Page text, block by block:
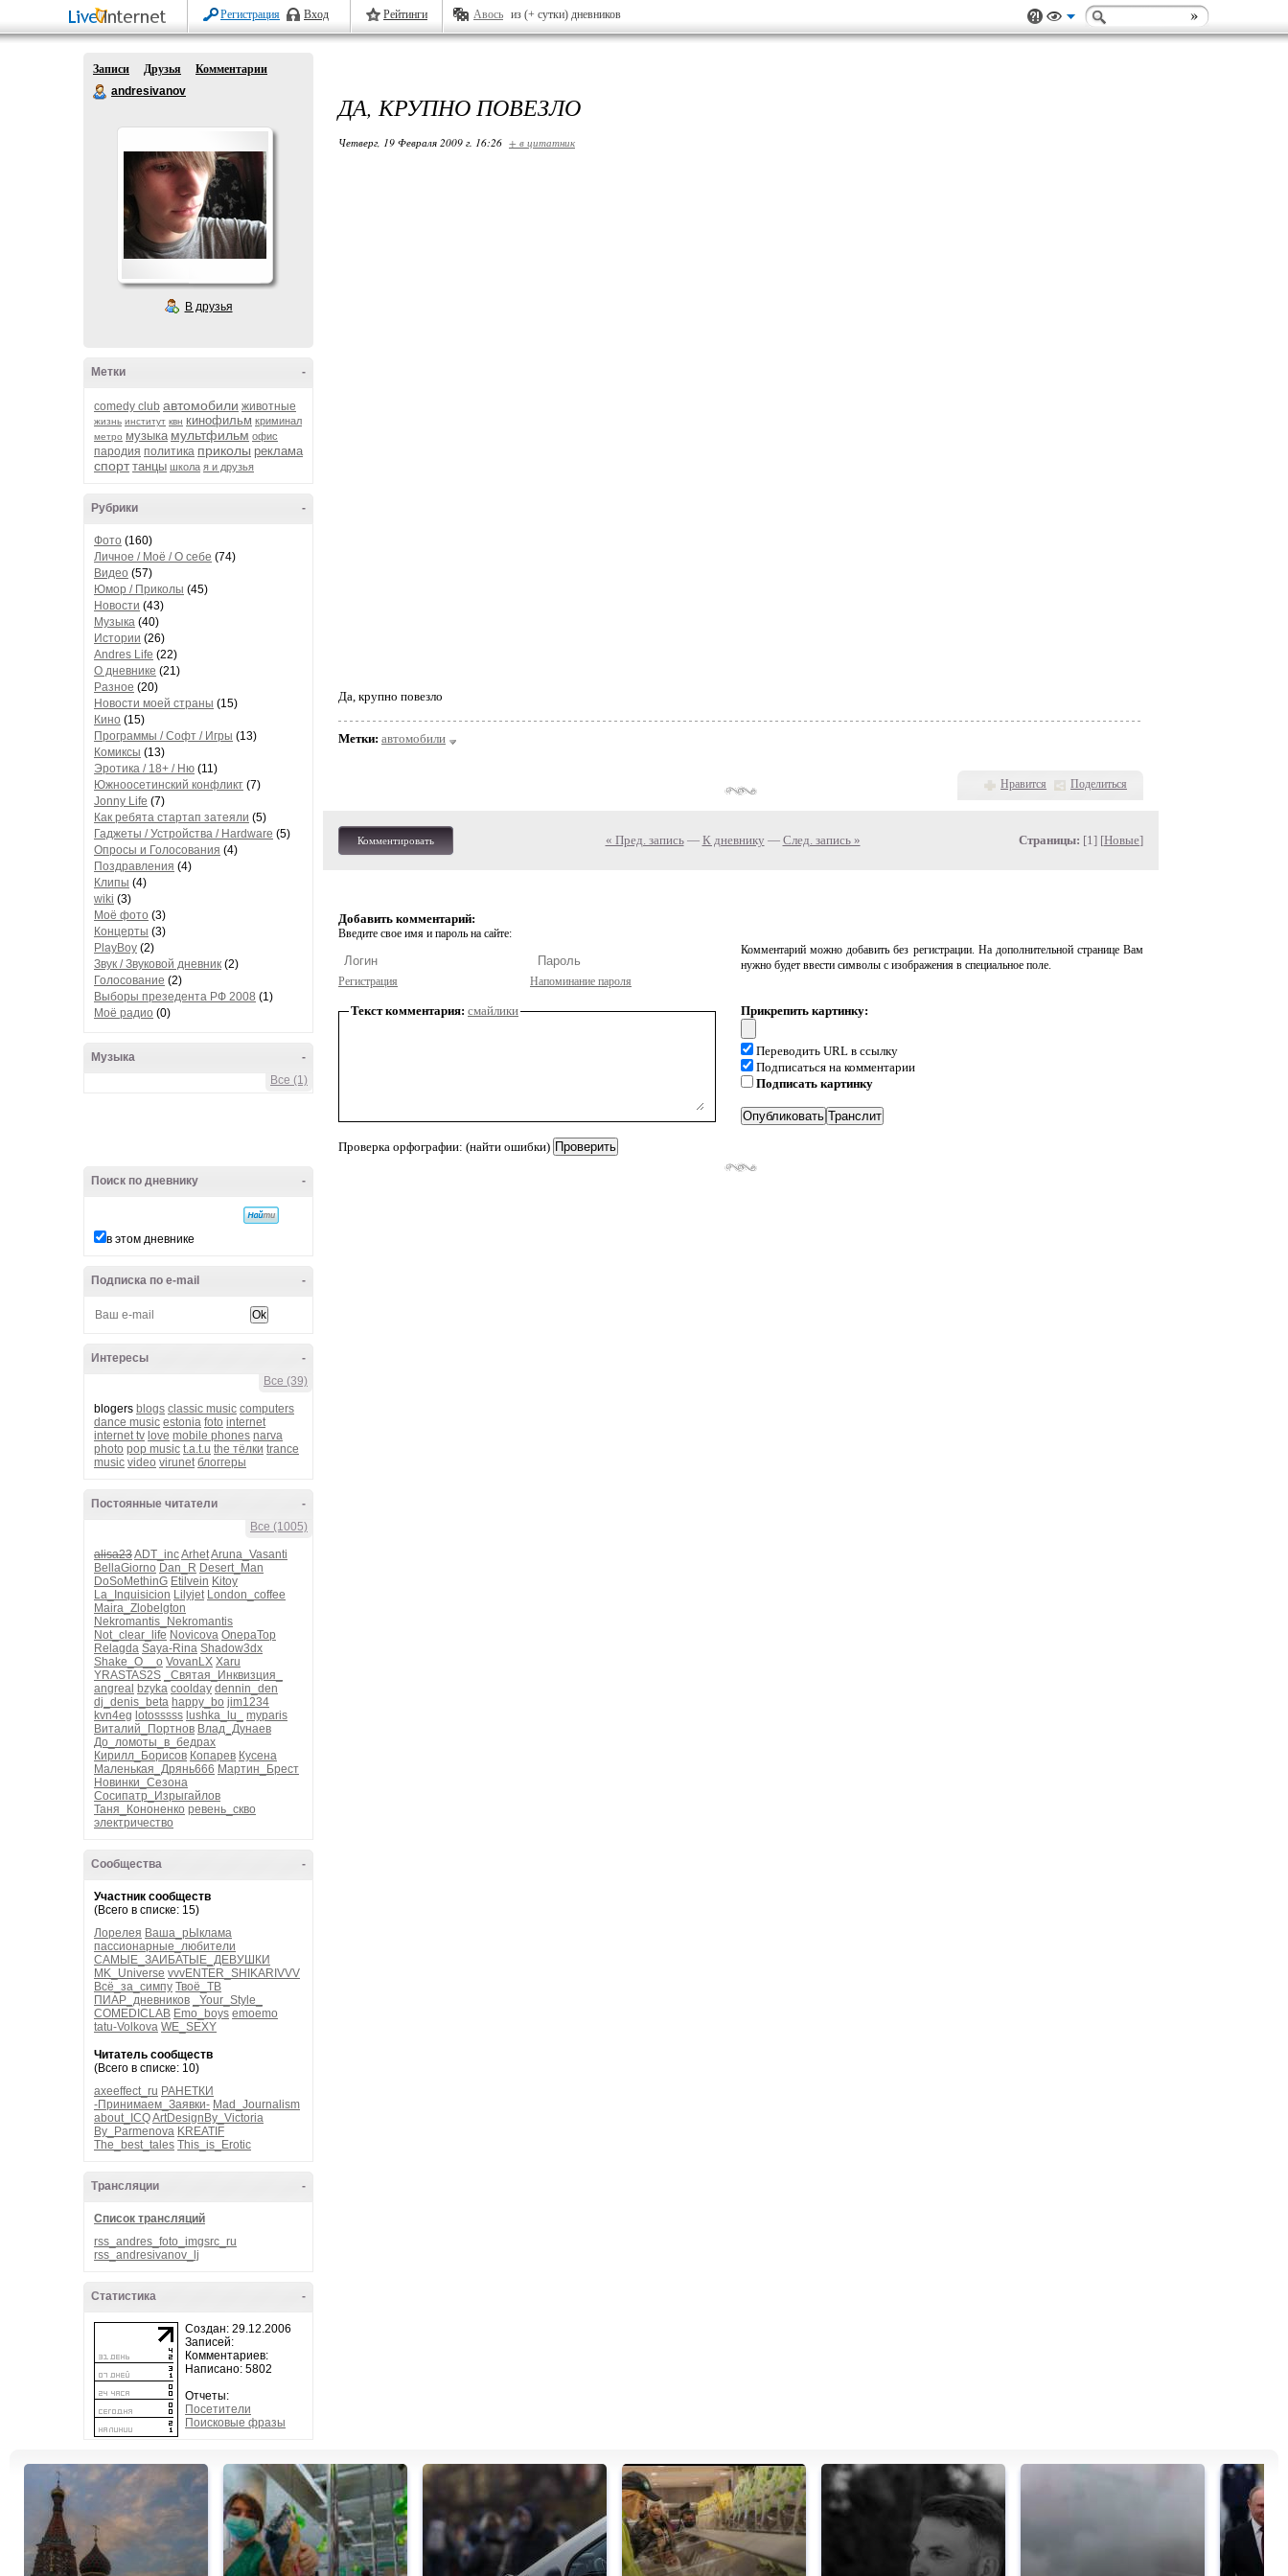
Регистрация Вход Рейтинги Авось из (+ сутки) дневников
Записи Друзья
Комментарии
andresivanov
В друзья
-
Метки
comedy club автомобили животные
жизнь институт квн кинофильм криминал
метро музыка мультфильм офис
пародия политика приколы реклама
спорт танцы школа я и друзья
-
Рубрики
Фото (160)
Личное / Моё / О себе (74)
Видео (57)
Юмор / Приколы (45)
Новости (43)
Музыка (40)
Истории (26)
Andres Life (22)
О дневнике (21)
Разное (20)
Новости моей страны (15)
Кино (15)
Программы / Софт / Игры (13)
Комиксы (13)
Эротика / 18+ / Ню (11)
Южноосетинский конфликт (7)
Jonny Life (7)
Как ребята стартап затеяли (5)
Гаджеты / Устройства / Hardware (5)
Опросы и Голосования (4)
Поздравления (4)
Клипы (4)
wiki (3)
Моё фото (3)
Концерты (3)
PlayBoy (2)
Звук / Звуковой дневник (2)
Голосование (2)
Выборы презедента РФ 2008 (1)
Моё радио (0)
-
Музыка
Все (1)
-
Поиск по дневнику
в этом дневнике
-
Подписка по e-mail
-
Интересы
Все (39)
blogers blogs classic music computers
dance music estonia foto internet
internet tv love mobile phones narva
photo pop music t.a.t.u the тёлки trance
music video virunet блоггеры
-
Постоянные читатели
Все (1005)
alisa23ADT_incArhetAruna_Vasanti
BellaGiorno Dan_R Desert_Man
DoSoMethinG Etilvein Kitoy
La_Inquisicion Lilyjet London_coffee
Maira_Zlobelgton
Nekromantis_Nekromantis
Not_clear_life Novicova OnepaTop
Relagda Saya-Rina Shadow3dx
Shake_O__o VovanLX Xaru
YRASTAS2S
_Святая_Инквизция_
angreal bzyka coolday dennin_den
dj_denis_beta happy_bo jim1234
kvn4eg lotosssss lushka_lu_
myparis
Виталий_Портнов Влад_Дунаев
До_ломоты_в_бедрах
Кирилл_Борисов Копарев Кусена
Маленькая_Дрянь666 Мартин_Брест
Новинки_Сезона
Сосипатр_Изрыгайлов
Таня_Кононенко ревень_скво
электричество
-
Сообщества
Участник сообществ
(Всего в списке: 15)
Лорелея Ваша_рЫклама
пассионарные_любители
САМЫЕ_ЗАИБАТЫЕ_ДЕВУШКИ
MK_Universe vvvENTER_SHIKARIVVV
Всё_за_симпу Твоё_ТВ
ПИАР_дневников
_Your_Style_
COMEDICLAB Emo_boys emoemo
tatu-Volkova WE_SEXY
Читатель сообществ
(Всего в списке: 10)
axeeffect_ru РАНЕТКИ
-Принимаем_Заявки- Mad_Journalism
about_ICQArtDesignBy_Victoria
By_Parmenova KREATIF
The_best_tales This_is_Erotic
-
Трансляции
Список трансляций
rss_andres_foto_imgsrc_ru
rss_andresivanov_lj
-
Статистика
Создан: 29.12.2006
Записей:
Комментариев:
Написано: 5802
Отчеты:
Посетители
Поисковые фразы
ДА, КРУПНО ПОВЕЗЛО
Четверг, 19 Февраля 2009 г. 16:26 + в цитатник
Да, крупно повезло
Метки: автомобили
Нравится Поделиться
Комментировать « Пред. запись— К дневнику — След. запись » Страницы: [1] [Новые]
Добавить комментарий:
Введите свое имя и пароль на сайте:
Регистрация Напоминание пароля
Комментарий можно добавить без регистрации. На дополнительной странице Вам
нужно будет ввести символы с изображения в специальное поле.
Текст комментария: смайлики
Проверка орфографии: (найти ошибки)
Прикрепить картинку:
Переводить URL в ссылку
Подписаться на комментарии
Подписать картинку